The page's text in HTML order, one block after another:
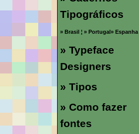
Tipográficos
» Brasil ¦ » Portugal» Espanha
» Typeface
Designers
» Tipos
» Como fazer
fontes